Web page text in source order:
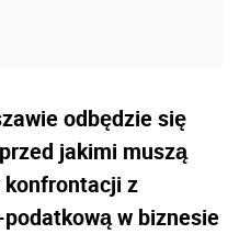
odbędzie się
jakimi muszą
z
w biznesie